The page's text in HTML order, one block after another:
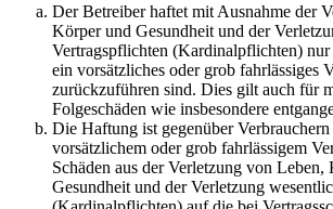
Der Betreiber haftet mit Ausnahme der
Körper und Gesundheit und der
Vertragspflichten (Kardinalpflichten)
ein vorsätzliches oder grob fahrlässiges
zurückzuführen sind. Dies gilt auch für
Folgeschäden wie insbesondere
Die Haftung ist gegenüber Verbrauchern
vorsätzlichem oder grob fahrlässigem
Schäden aus der Verletzung von Leben,
Gesundheit und der Verletzung